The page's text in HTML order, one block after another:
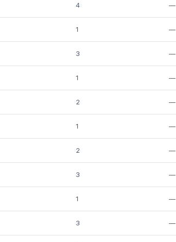
4 —
1 —
3 —
1 —
2 —
1 —
2 —
3 —
1 —
3 —